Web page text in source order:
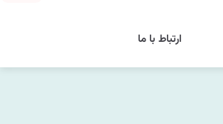
ارتباط با ما